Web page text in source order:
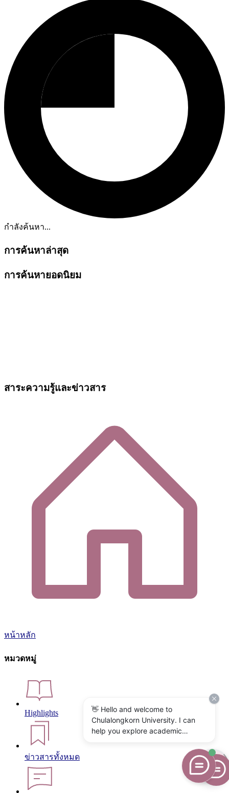
กำลังค้นหา...
การค้นหาล่าสุด
การค้นหายอดนิยม
สาระความรู้และข่าวสาร
หน้าหลัก
หมวดหมู่
Highlights
ข่าวสารทั้งหมด
👋 Hello and welcome to
Chulalongkorn University. I can
help you explore academic